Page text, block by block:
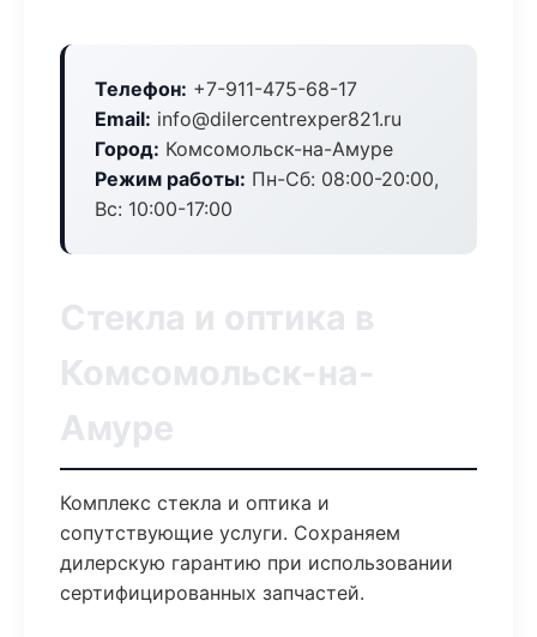
Телефон: +7-911-475-68-17
Email: info@dilercentrexper821.ru
Город: Комсомольск-на-Амуре
Режим работы: Пн-Сб: 08:00-20:00,
Вс: 10:00-17:00
Стекла и оптика в
Комсомольск-на-
Амуре
Комплекс стекла и оптика и
сопутствующие услуги. Сохраняем
дилерскую гарантию при использовании
сертифицированных запчастей.